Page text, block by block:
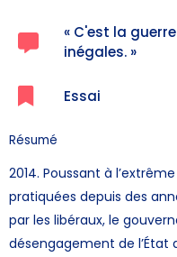
« C'est la
inégales. » ​
Essai
Résumé
2014. Poussant à
pratiquées depuis des
par les libéraux, le
désengagement de